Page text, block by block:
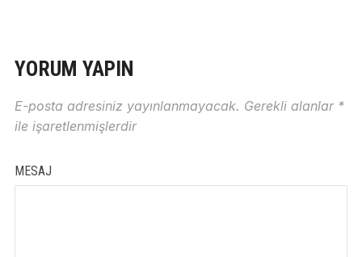
YORUM YAPIN
E-posta adresiniz yayınlanmayacak. Gerekli alanlar *
ile işaretlenmişlerdir
MESAJ